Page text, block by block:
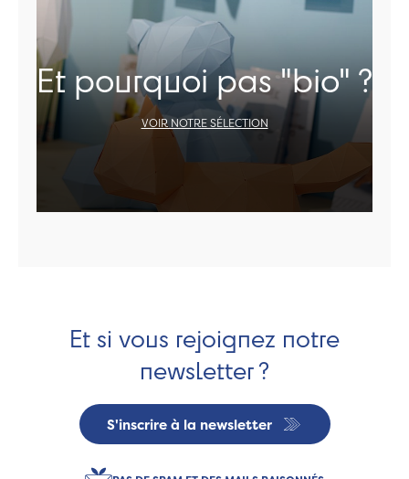
Et pourquoi pas "bio" ?
VOIR NOTRE SÉLECTION
Et si vous rejoignez notre
newsletter ?
S'inscrire à la newsletter